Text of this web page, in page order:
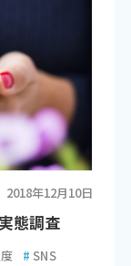
2018年12月10日
態調査
# SNS